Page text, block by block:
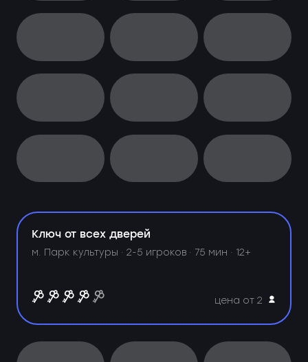
Ключ от всех дверей
м. Парк культуры ·2-5 игроков · 75 мин · 12+
цена от 2